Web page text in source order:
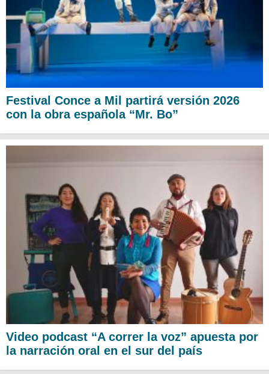
Festival Conce a Mil partirá versión 2026
con la obra española “Mr. Bo”
Video podcast “A correr la voz” apuesta por
la narración oral en el sur del país